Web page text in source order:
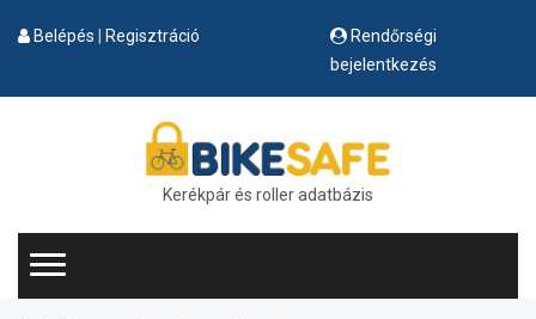
Belépés Regisztráció
Rendőrségi
bejelentkezés
Kerékpár és roller adatbázis